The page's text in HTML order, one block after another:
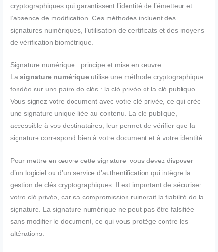
cryptographiques qui garantissent l’identité de l’émetteur et
l’absence de modification. Ces méthodes incluent des
signatures numériques, l’utilisation de certificats et des moyens
de vérification biométrique.
Signature numérique : principe et mise en œuvre
Lasignature numérique utilise une méthode cryptographique
fondée sur une paire de clés : la clé privée et la clé publique.
Vous signez votre document avec votre clé privée, ce qui crée
une signature unique liée au contenu. La clé publique,
accessible à vos destinataires, leur permet de vérifier que la
signature correspond bien à votre document et à votre identité.
Pour mettre en œuvre cette signature, vous devez disposer
d’un logiciel ou d’un service d’authentification qui intègre la
gestion de clés cryptographiques. Il est important de sécuriser
votre clé privée, car sa compromission ruinerait la fiabilité de la
signature. La signature numérique ne peut pas être falsifiée
sans modifier le document, ce qui vous protège contre les
altérations.